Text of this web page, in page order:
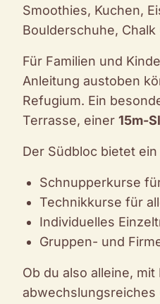
Smoothies, Kuchen,
Boulderschuhe,
Für Familien und
Anleitung austoben
Refugium. Ein
Terrasse, einer 15m-
Der Südbloc bietet
Schnupperkurse
Technikkurse für
Individuelles
Gruppen- und
Ob du also alleine,
abwechslungsreiches